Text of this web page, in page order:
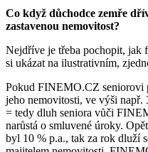
Co když důchodce zemře
zastavenou nemovitost?
Nejdříve je třeba pochopit, jak
si ukázat na ilustrativním,
Pokud FINEMO.CZ seniorovi
jeho nemovitosti, ve výši
= tedy dluh seniora vůči
narůstá o smluvené úroky.
byl 10 % p.a., tak za rok dluží